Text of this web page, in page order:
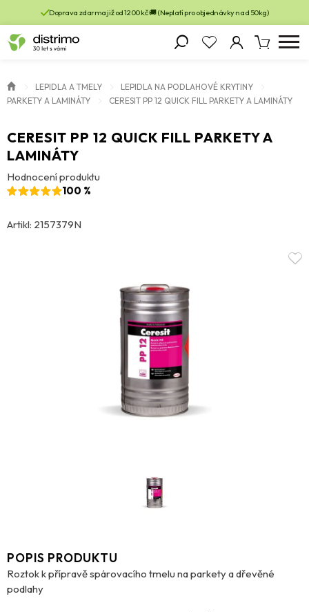
Doprava zdarma již od 1200 kč 🚚 (Neplatí pro objednávky nad 50kg)
LEPIDLA A TMELY
LEPIDLA NA PODLAHOVÉ KRYTINY
PARKETY A LAMINÁTY
CERESIT PP 12 QUICK FILL PARKETY A LAMINÁTY
CERESIT PP 12 QUICK FILL PARKETY A
LAMINÁTY
Hodnocení produktu
100 %
Artikl: 2157379N
POPIS PRODUKTU
Roztok k přípravě spárovacího tmelu na parkety a dřevěné
podlahy